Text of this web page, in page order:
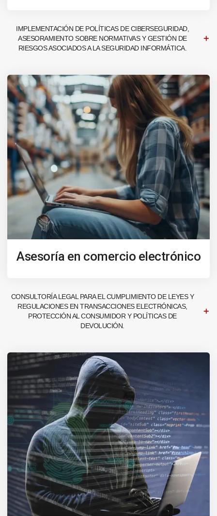
IMPLEMENTACIÓN DE POLÍTICAS DE CIBERSEGURIDAD,
ASESORAMIENTO SOBRE NORMATIVAS Y GESTIÓN DE
RIESGOS ASOCIADOS A LA SEGURIDAD INFORMÁTICA.
Asesoría en comercio electrónico
CONSULTORÍA LEGAL PARA EL CUMPLIMIENTO DE LEYES Y
REGULACIONES EN TRANSACCIONES ELECTRÓNICAS,
PROTECCIÓN AL CONSUMIDOR Y POLÍTICAS DE
DEVOLUCIÓN.